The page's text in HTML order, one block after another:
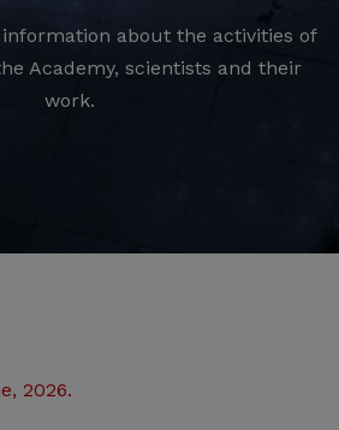
about the activities of
Academy, scientists and their
work.
2026.